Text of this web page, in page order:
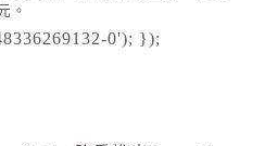
。
0'); });